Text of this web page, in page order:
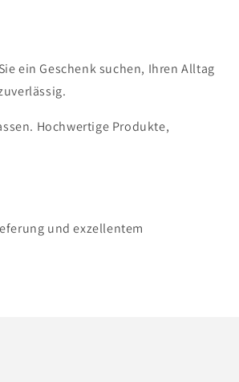
ein Geschenk suchen, Ihren Alltag
Hochwertige Produkte,
und exzellentem